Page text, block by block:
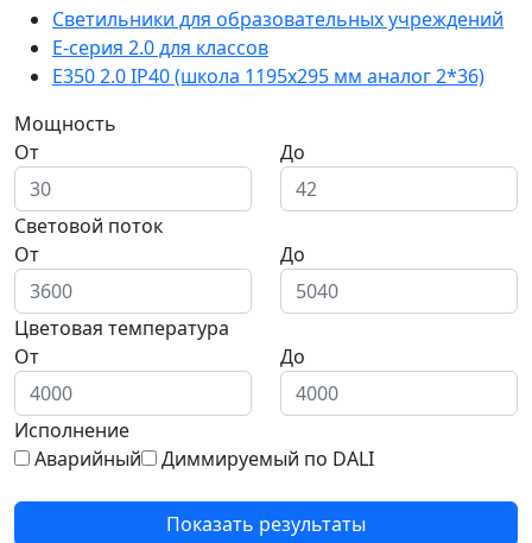
Светильники для образовательных учреждений
E-серия 2.0 для классов
E350 2.0 IP40 (школа 1195х295 мм аналог 2*36)
Мощность
От
До
Световой поток
От
До
Цветовая температура
От
До
Исполнение
Аварийный
Диммируемый по DALI
Показать результаты